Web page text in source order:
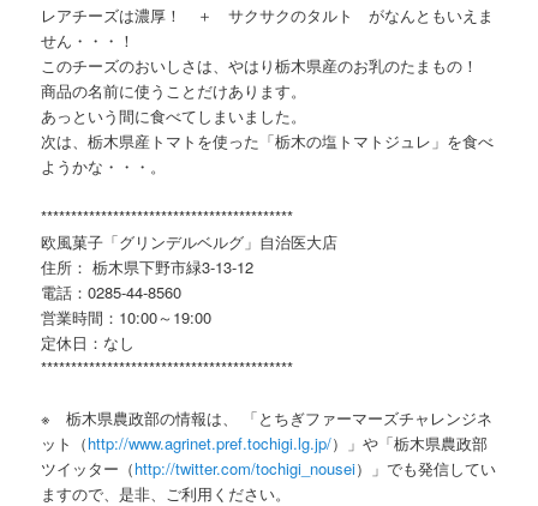
レアチーズは濃厚！ ＋ サクサクのタルト がなんともいえま
せん・・・！
このチーズのおいしさは、やはり栃木県産のお乳のたまもの！
商品の名前に使うことだけあります。
あっという間に食べてしまいました。
次は、栃木県産トマトを使った「栃木の塩トマトジュレ」を食べ
ようかな・・・。
******************************************
欧風菓子「グリンデルベルグ」自治医大店
住所： 栃木県下野市緑3-13-12
電話：0285-44-8560
営業時間：10:00～19:00
定休日：なし
******************************************
※ 栃木県農政部の情報は、 「とちぎファーマーズチャレンジネ
ット（http://www.agrinet.pref.tochigi.lg.jp/）」や「栃木県農政部
ツイッター（http://twitter.com/tochigi_nousei）」でも発信してい
ますので、是非、ご利用ください。